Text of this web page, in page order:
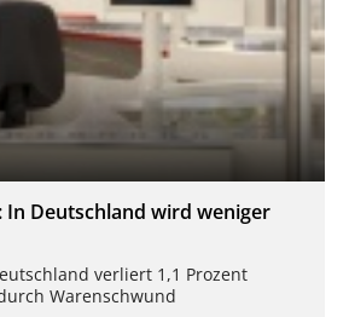
In Deutschland wird weniger
verliert 1,1 Prozent
Warenschwund